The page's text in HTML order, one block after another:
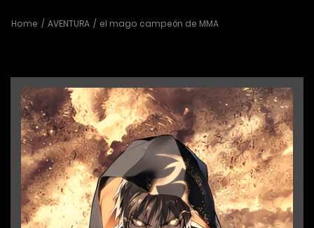
Home AVENTURA el mago campeón de MMA